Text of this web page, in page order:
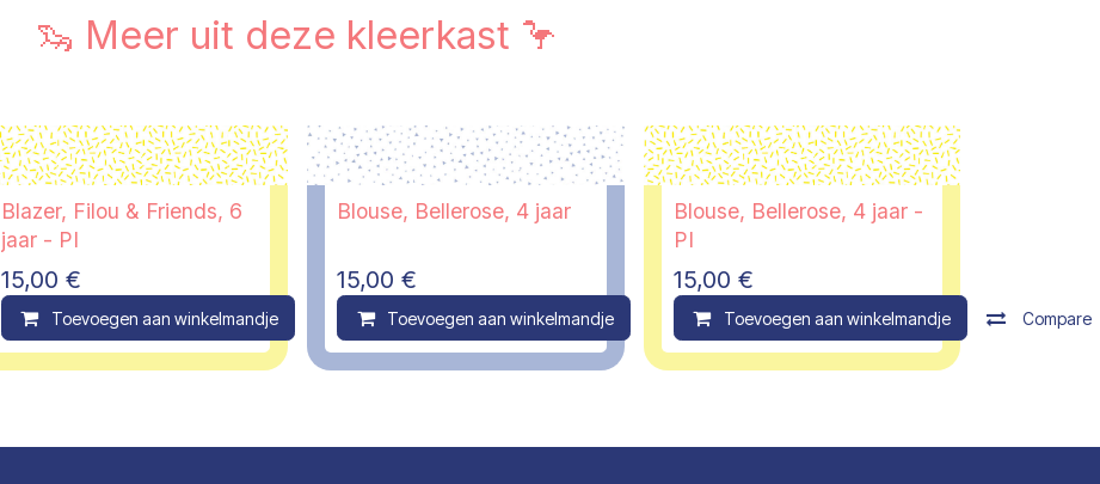
🦦 Meer uit deze kleerkast 🦩
Compare
Blazer, Filou & Friends, 6
jaar - PI
15,00 €
Toevoegen aan winkelmandje Compare
Blouse, Bellerose, 4 jaar
15,00 €
Toevoegen aan winkelmandje Compare
Blouse, Bellerose, 4 jaar -
PI
15,00 €
Toevoegen aan winkelmandje Compare